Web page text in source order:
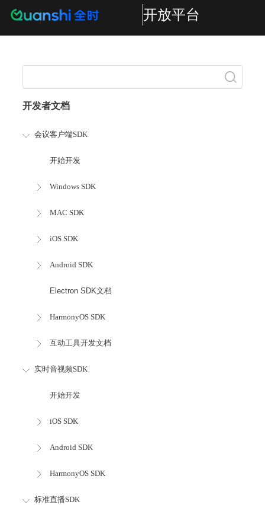
开放平台
开发者文档
会议客户端SDK
开始开发
Windows SDK
MAC SDK
iOS SDK
Android SDK
Electron SDK文档
HarmonyOS SDK
互动工具开发文档
实时音视频SDK
开始开发
iOS SDK
Android SDK
HarmonyOS SDK
标准直播SDK